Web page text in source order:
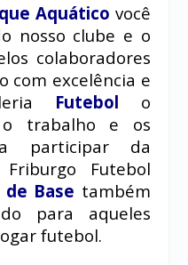
Aquático você
nosso clube e o
colaboradores
com excelência e
Futebol
o
o trabalho e os
participar da
Futebol
Base também
para aqueles
futebol.